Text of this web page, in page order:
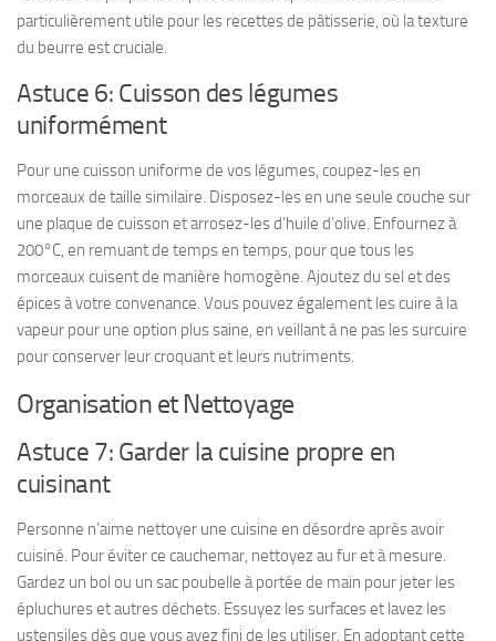
particulièrement utile pour les recettes de pâtisserie, où la texture
du beurre est cruciale.
Astuce 6: Cuisson des légumes
uniformément
Pour une cuisson uniforme de vos légumes, coupez-les en
morceaux de taille similaire. Disposez-les en une seule couche sur
une plaque de cuisson et arrosez-les d’huile d’olive. Enfournez à
200°C, en remuant de temps en temps, pour que tous les
morceaux cuisent de manière homogène. Ajoutez du sel et des
épices à votre convenance. Vous pouvez également les cuire à la
vapeur pour une option plus saine, en veillant à ne pas les surcuire
pour conserver leur croquant et leurs nutriments.
Organisation et Nettoyage
Astuce 7: Garder la cuisine propre en
cuisinant
Personne n’aime nettoyer une cuisine en désordre après avoir
cuisiné. Pour éviter ce cauchemar, nettoyez au fur et à mesure.
Gardez un bol ou un sac poubelle à portée de main pour jeter les
épluchures et autres déchets. Essuyez les surfaces et lavez les
ustensiles dès que vous avez fini de les utiliser. En adoptant cette